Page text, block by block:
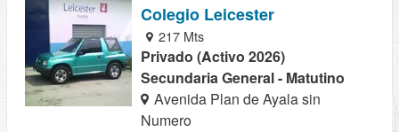
Colegio Leicester
217 Mts
Privado (Activo 2026)
Secundaria General - Matutino
Avenida Plan de Ayala sin
Numero